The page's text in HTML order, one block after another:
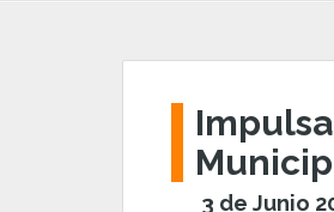
3 de Junio